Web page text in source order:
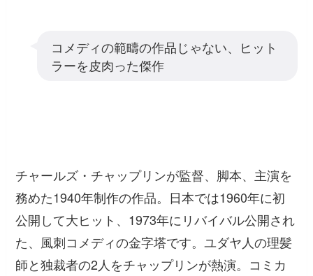
コメディの範疇の作品じゃない、ヒット
ラーを皮肉った傑作
チャールズ・チャップリンが監督、脚本、主演を
務めた1940年制作の作品。日本では1960年に初
公開して大ヒット、1973年にリバイバル公開され
た、風刺コメディの金字塔です。ユダヤ人の理髪
師と独裁者の2人をチャップリンが熱演。コミカ